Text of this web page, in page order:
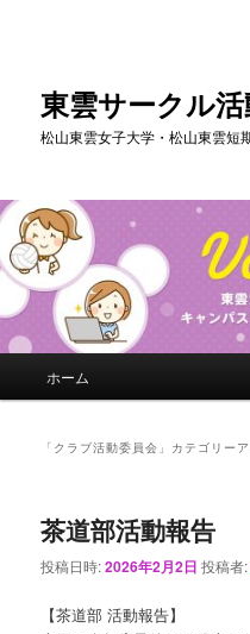
へ
動
移
東雲サークル
松山東雲女子大学・松山東雲短
ホーム
「 クラブ活動委員会 」カテゴリー
茶道部活動報告
投稿日時:2026年2月2日 投稿者
【茶道部 活動報告】